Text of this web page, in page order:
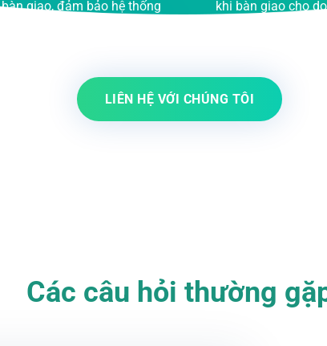
giao cho doanh nghiệp.
nhận diện thương
LIÊN HỆ VỚI CHÚNG TÔI
Các câu hỏi thường